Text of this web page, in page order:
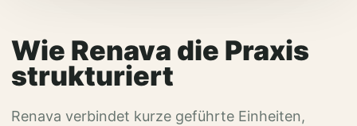
Wie Renava die Praxis
strukturiert
Renava verbindet kurze geführte Einheiten,